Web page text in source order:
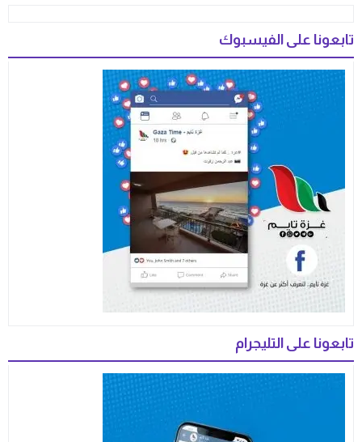
تابعونا على الفيسبوك
تابعونا على التليجرام